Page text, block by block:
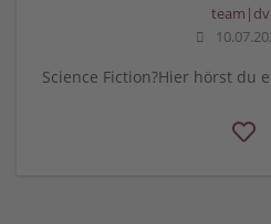
team|dv
Science Fiction?Hier hörst du